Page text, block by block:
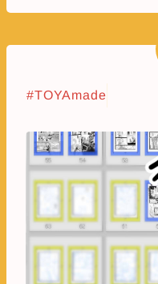
#TOYAmade